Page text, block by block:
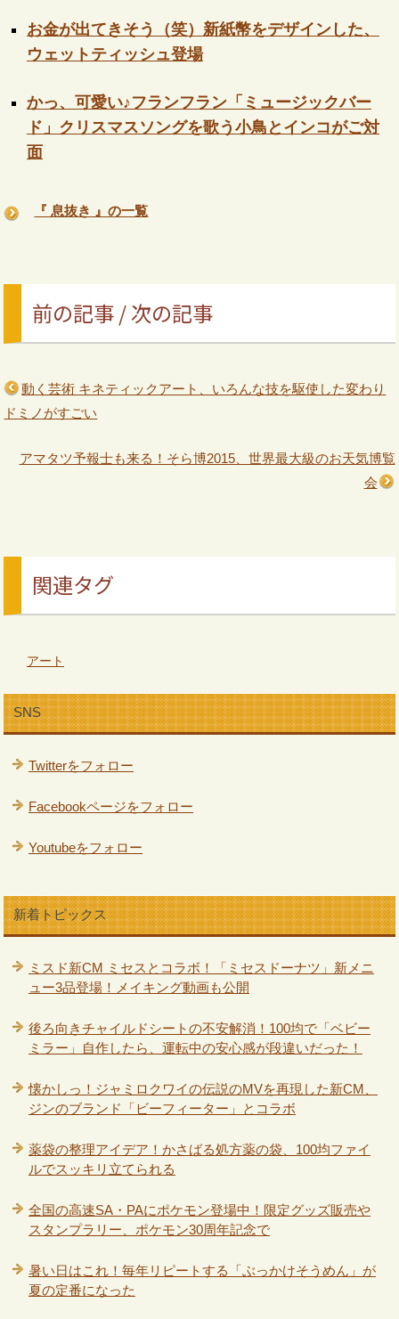
お金が出てきそう（笑）新紙幣をデザインした、
ウェットティッシュ登場
かっ、可愛い♪フランフラン「ミュージックバー
ド」クリスマスソングを歌う小鳥とインコがご対
面
『 息抜き 』の一覧
前の記事 / 次の記事
動く芸術 キネティックアート、いろんな技を駆使した変わり
ドミノがすごい
アマタツ予報士も来る！そら博2015、世界最大級のお天気博覧
会
関連タグ
アート
SNS
Twitterをフォロー
Facebookページをフォロー
Youtubeをフォロー
新着トピックス
ミスド新CM ミセスとコラボ！「ミセスドーナツ」新メニ
ュー3品登場！メイキング動画も公開
後ろ向きチャイルドシートの不安解消！100均で「ベビー
ミラー」自作したら、運転中の安心感が段違いだった！
懐かしっ！ジャミロクワイの伝説のMVを再現した新CM、
ジンのブランド「ビーフィーター」とコラボ
薬袋の整理アイデア！かさばる処方薬の袋、100均ファイ
ルでスッキリ立てられる
全国の高速SA・PAにポケモン登場中！限定グッズ販売や
スタンプラリー、ポケモン30周年記念で
暑い日はこれ！毎年リピートする「ぶっかけそうめん」が
夏の定番になった